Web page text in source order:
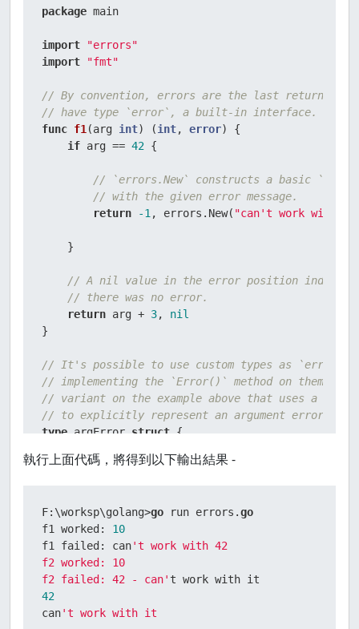
package main
import
"errors"
import
"fmt"
// By convention, errors are the last return
// have type `error`, a built-in interface.
func f1 (arg int) (int, error) {
if arg == 42 {
// `errors.New` constructs a basic
// with the given error message.
return
-1 , errors.New( "can't work with
    }
// A nil value in the error position
// there was no error.
return arg + 3, nil
}
// It's possible to use custom types as `error`s
// implementing the `Error()` method on them.
// variant on the example above that uses a
// to explicitly represent an argument error.
type argError struct {
    prob
string
func (e *argError) Error() string
return
fmt.Sprintf(
}
func f2(arg int (int , error) {
執行上面代碼，將得到以下輸出結果 -
F:\worksp\golang>go run errors.go
f1 worked: 10
f1 failed: can't work with 42
f2 worked: 10
f2 failed: 42 - can'
42
can't work with it